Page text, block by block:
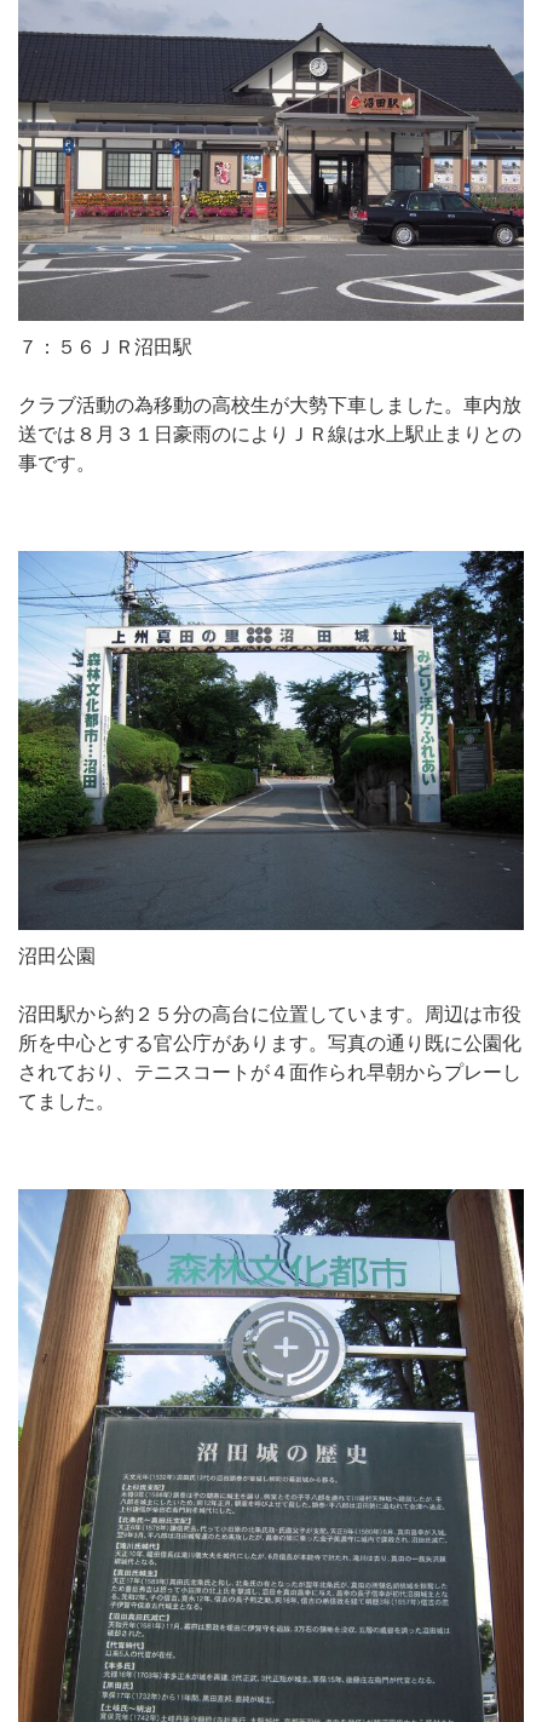
７：５６ＪＲ沼田駅
クラブ活動の為移動の高校生が大勢下車しました。車内放
送では８月３１日豪雨のによりＪＲ線は水上駅止まりとの
事です。
沼田公園
沼田駅から約２５分の高台に位置しています。周辺は市役
所を中心とする官公庁があります。写真の通り既に公園化
されており、テニスコートが４面作られ早朝からプレーし
てました。